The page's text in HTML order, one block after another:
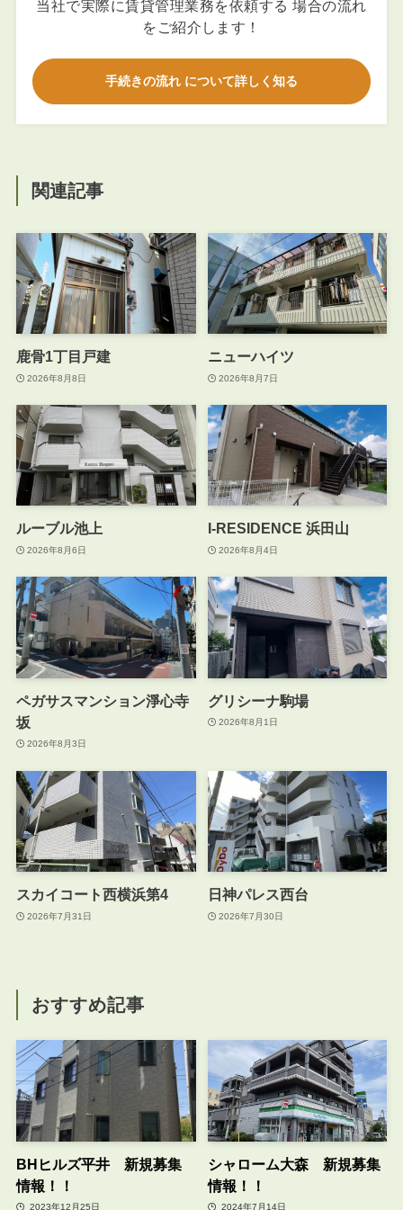
当社で実際に賃貸管理業務を依頼する 場合の流れ
をご紹介します！
手続きの流れ について詳しく知る
関連記事
鹿骨1丁目戸建
2026年8月8日
ニューハイツ
2026年8月7日
ルーブル池上
2026年8月6日
I-RESIDENCE 浜田山
2026年8月4日
ペガサスマンション淨心寺
坂
2026年8月3日
グリシーナ駒場
2026年8月1日
スカイコート西横浜第4
2026年7月31日
日神パレス西台
2026年7月30日
おすすめ記事
BHヒルズ平井 新規募集
情報！！
2023年12月25日
シャローム大森 新規募集
情報！！
2024年7月14日